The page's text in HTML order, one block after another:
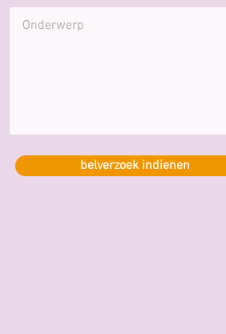
belverzoek indienen